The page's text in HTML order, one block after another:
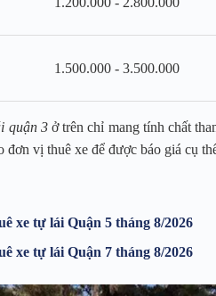
1.500.000 - 3.500.000
quận 3ở trên chỉ mang tính chất
đơn vị thuê xe để được báo giá cụ
xe tự lái Quận 5 tháng 8/2026
xe tự lái Quận 7 tháng 8/2026